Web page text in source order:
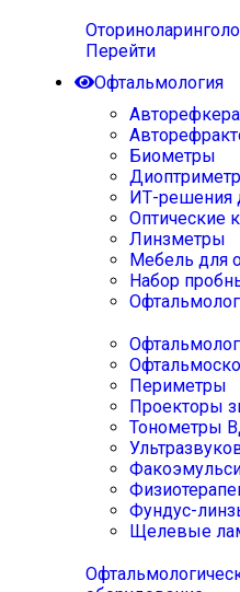
Перейти
Офтальмология
Биометры
ИТ-решения
Оптические
Линзметры
Мебель для
Набор
Периметры
Проекторы
Тонометры
Фундус-
Щелевые